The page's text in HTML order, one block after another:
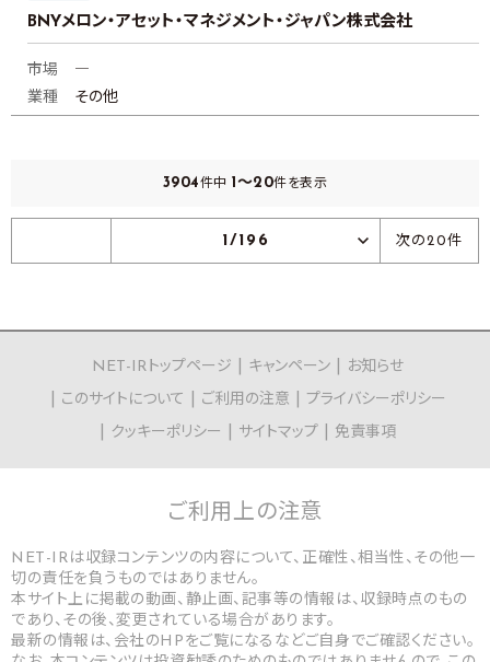
BNYメロン・アセット・マネジメント・ジャパン株式会社
市場
―
業種
その他
3904件中 1～20件を表示
1/196 次の20件
NET-IRトップページ キャンペーン
お知らせ
このサイトについて
ご利用の注意
プライバシーポリシー
クッキーポリシー
サイトマップ 免責事項
ご利用上の注意
NET-IRは収録コンテンツの内容について、正確性、相当性、その他一
切の責任を負うものではありません。
本サイト上に掲載の動画、静止画、記事等の情報は、収録時点のもの
であり、その後、変更されている場合があります。
最新の情報は、会社のHPをご覧になるなどご自身でご確認ください。